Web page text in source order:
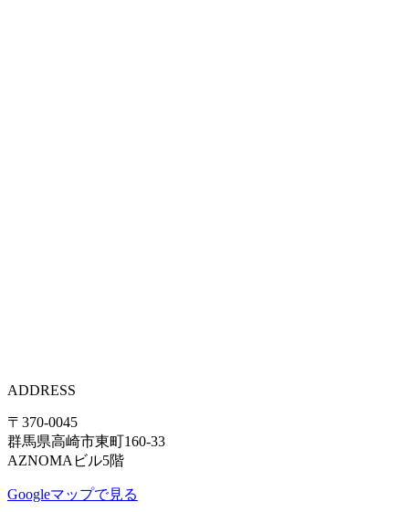
ADDRESS
〒370-0045
群馬県高崎市東町160-33
AZNOMAビル5階
Googleマップで見る